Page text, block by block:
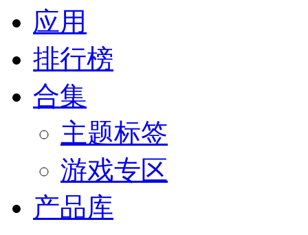
应用
排行榜
合集
主题标签
游戏专区
产品库